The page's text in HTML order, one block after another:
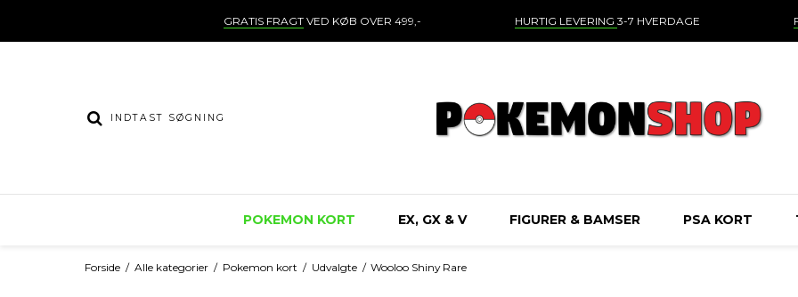
GRATIS FRAGTVED KØB OVER 499,- HURTIG LEVERING 3-7 HVERDAGE
POKEMON KORT EX, GX & V FIGURER & BAMSER PSA KORT
Forside / Alle kategorier / Pokemon kort / Udvalgte / Wooloo Shiny Rare